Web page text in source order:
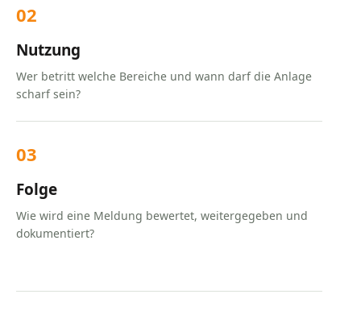
02
Nutzung
Wer betritt welche Bereiche und wann darf die Anlage
scharf sein?
03
Folge
Wie wird eine Meldung bewertet, weitergegeben und
dokumentiert?